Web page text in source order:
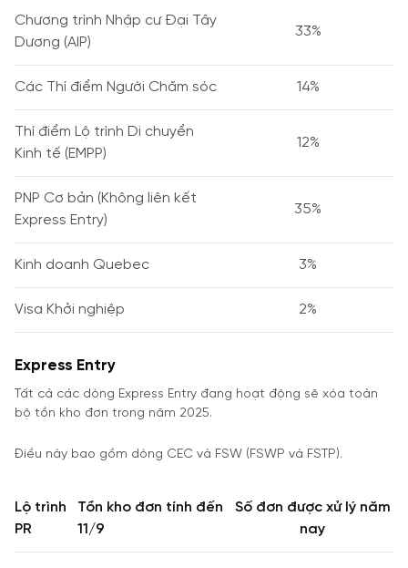
Chương trình Nhập cư Đại Tây
Dương (AIP)
33%
Các Thí điểm Người Chăm sóc 14%
Thí điểm Lộ trình Di chuyển
Kinh tế (EMPP)
12%
PNP Cơ bản (Không liên kết
Express Entry)
35%
Kinh doanh Quebec 3%
Visa Khởi nghiệp 2%
Express Entry
Tất cả các dòng Express Entry đang hoạt động sẽ xóa toàn
bộ tồn kho đơn trong năm 2025.
Điều này bao gồm dòng CEC và FSW (FSWP và FSTP).
Lộ trình
PR
Tồn kho đơn tính đến
11/9
Số đơn được xử lý năm
nay